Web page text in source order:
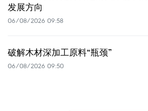
发展方向
06/08/2026 09:58
破解木材深加工原料“瓶颈”
06/08/2026 09:50